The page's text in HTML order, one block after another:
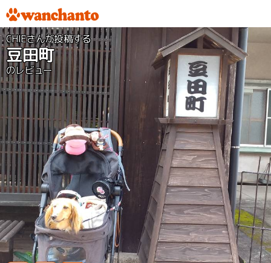
CHIEさんが投稿する
豆田町
のレビュー